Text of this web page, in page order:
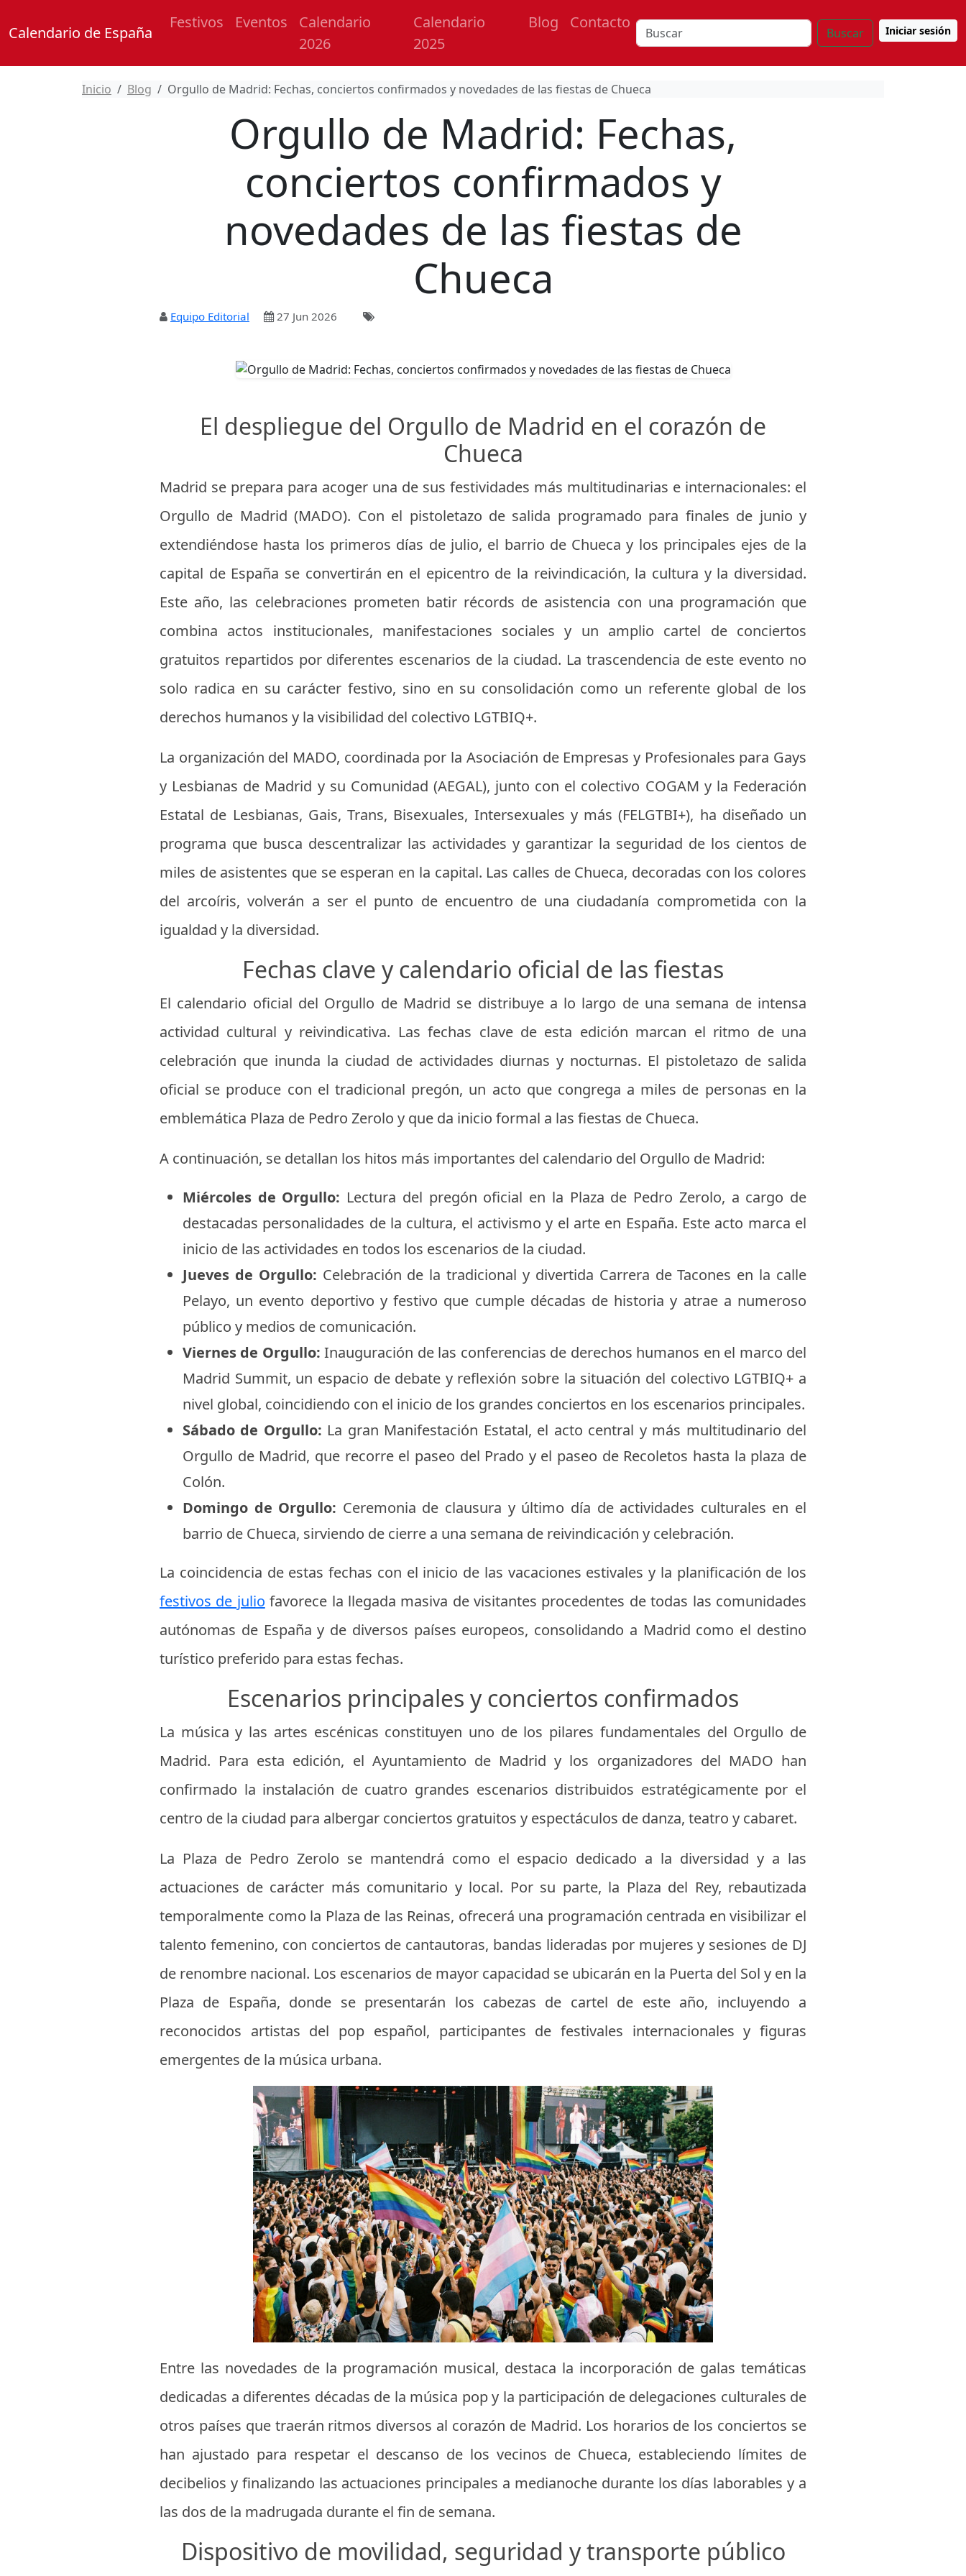
Calendario de España
Festivos Eventos
Calendario
2026
Calendario
2025
Blog Contacto
Buscar Iniciar sesión
Inicio Blog Orgullo de Madrid: Fechas, conciertos confirmados y novedades de las fiestas de Chueca
Orgullo de Madrid: Fechas,
conciertos confirmados y
novedades de las fiestas de
Chueca
Equipo Editorial 27 Jun 2026
El despliegue del Orgullo de Madrid en el corazón de
Chueca
Madrid se prepara para acoger una de sus festividades más multitudinarias e internacionales: el
Orgullo de Madrid (MADO). Con el pistoletazo de salida programado para finales de junio y
extendiéndose hasta los primeros días de julio, el barrio de Chueca y los principales ejes de la
capital de España se convertirán en el epicentro de la reivindicación, la cultura y la diversidad.
Este año, las celebraciones prometen batir récords de asistencia con una programación que
combina actos institucionales, manifestaciones sociales y un amplio cartel de conciertos
gratuitos repartidos por diferentes escenarios de la ciudad. La trascendencia de este evento no
solo radica en su carácter festivo, sino en su consolidación como un referente global de los
derechos humanos y la visibilidad del colectivo LGTBIQ+.
La organización del MADO, coordinada por la Asociación de Empresas y Profesionales para Gays
y Lesbianas de Madrid y su Comunidad (AEGAL), junto con el colectivo COGAM y la Federación
Estatal de Lesbianas, Gais, Trans, Bisexuales, Intersexuales y más (FELGTBI+), ha diseñado un
programa que busca descentralizar las actividades y garantizar la seguridad de los cientos de
miles de asistentes que se esperan en la capital. Las calles de Chueca, decoradas con los colores
del arcoíris, volverán a ser el punto de encuentro de una ciudadanía comprometida con la
igualdad y la diversidad.
Fechas clave y calendario oficial de las fiestas
El calendario oficial del Orgullo de Madrid se distribuye a lo largo de una semana de intensa
actividad cultural y reivindicativa. Las fechas clave de esta edición marcan el ritmo de una
celebración que inunda la ciudad de actividades diurnas y nocturnas. El pistoletazo de salida
oficial se produce con el tradicional pregón, un acto que congrega a miles de personas en la
emblemática Plaza de Pedro Zerolo y que da inicio formal a las fiestas de Chueca.
A continuación, se detallan los hitos más importantes del calendario del Orgullo de Madrid:
Miércoles de Orgullo: Lectura del pregón oficial en la Plaza de Pedro Zerolo, a cargo de
destacadas personalidades de la cultura, el activismo y el arte en España. Este acto marca el
inicio de las actividades en todos los escenarios de la ciudad.
Jueves de Orgullo: Celebración de la tradicional y divertida Carrera de Tacones en la calle
Pelayo, un evento deportivo y festivo que cumple décadas de historia y atrae a numeroso
público y medios de comunicación.
Viernes de Orgullo: Inauguración de las conferencias de derechos humanos en el marco del
Madrid Summit, un espacio de debate y reflexión sobre la situación del colectivo LGTBIQ+ a
nivel global, coincidiendo con el inicio de los grandes conciertos en los escenarios principales.
Sábado de Orgullo: La gran Manifestación Estatal, el acto central y más multitudinario del
Orgullo de Madrid, que recorre el paseo del Prado y el paseo de Recoletos hasta la plaza de
Colón.
Domingo de Orgullo: Ceremonia de clausura y último día de actividades culturales en el
barrio de Chueca, sirviendo de cierre a una semana de reivindicación y celebración.
La coincidencia de estas fechas con el inicio de las vacaciones estivales y la planificación de los
festivos de julio favorece la llegada masiva de visitantes procedentes de todas las comunidades
autónomas de España y de diversos países europeos, consolidando a Madrid como el destino
turístico preferido para estas fechas.
Escenarios principales y conciertos confirmados
La música y las artes escénicas constituyen uno de los pilares fundamentales del Orgullo de
Madrid. Para esta edición, el Ayuntamiento de Madrid y los organizadores del MADO han
confirmado la instalación de cuatro grandes escenarios distribuidos estratégicamente por el
centro de la ciudad para albergar conciertos gratuitos y espectáculos de danza, teatro y cabaret.
La Plaza de Pedro Zerolo se mantendrá como el espacio dedicado a la diversidad y a las
actuaciones de carácter más comunitario y local. Por su parte, la Plaza del Rey, rebautizada
temporalmente como la Plaza de las Reinas, ofrecerá una programación centrada en visibilizar el
talento femenino, con conciertos de cantautoras, bandas lideradas por mujeres y sesiones de DJ
de renombre nacional. Los escenarios de mayor capacidad se ubicarán en la Puerta del Sol y en la
Plaza de España, donde se presentarán los cabezas de cartel de este año, incluyendo a
reconocidos artistas del pop español, participantes de festivales internacionales y figuras
emergentes de la música urbana.
Entre las novedades de la programación musical, destaca la incorporación de galas temáticas
dedicadas a diferentes décadas de la música pop y la participación de delegaciones culturales de
otros países que traerán ritmos diversos al corazón de Madrid. Los horarios de los conciertos se
han ajustado para respetar el descanso de los vecinos de Chueca, estableciendo límites de
decibelios y finalizando las actuaciones principales a medianoche durante los días laborables y a
las dos de la madrugada durante el fin de semana.
Dispositivo de movilidad, seguridad y transporte público